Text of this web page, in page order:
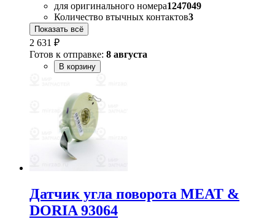
для оригинального номера1247049
Количество втычных контактов3
Показать всё
2 631 ₽
Готов к отправке: 8 августа
В корзину
Датчик угла поворота MEAT &
DORIA 93064